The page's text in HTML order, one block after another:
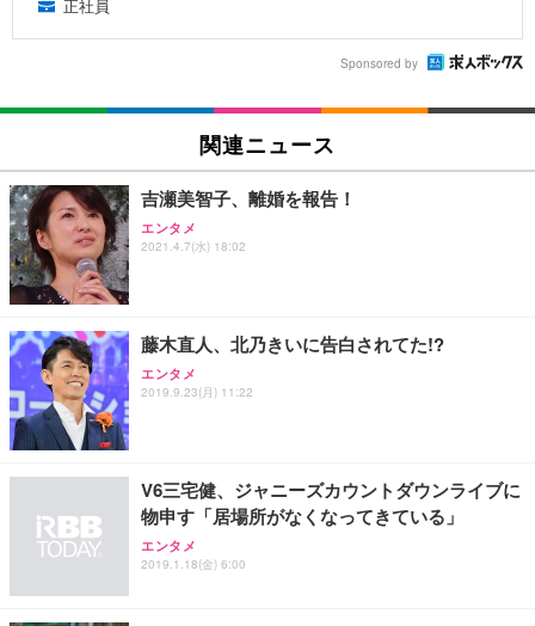
正社員
Sponsored by
関連ニュース
吉瀬美智子、離婚を報告！
エンタメ
2021.4.7(水) 18:02
藤木直人、北乃きいに告白されてた!?
エンタメ
2019.9.23(月) 11:22
V6三宅健、ジャニーズカウントダウンライブに
物申す「居場所がなくなってきている」
エンタメ
2019.1.18(金) 6:00